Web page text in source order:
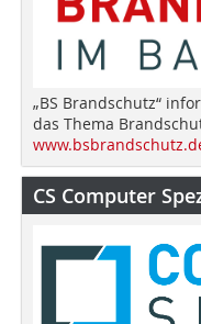
„BS Brandschutz“
das Thema
CS Computer